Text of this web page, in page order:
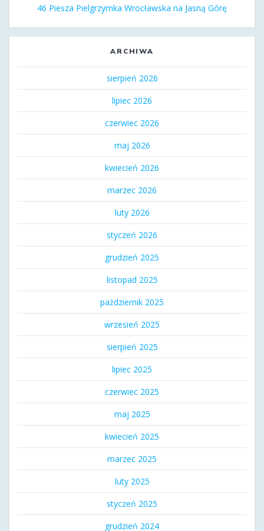
46 Piesza Pielgrzymka Wrocławska na Jasną Górę
ARCHIWA
sierpień 2026
lipiec 2026
czerwiec 2026
maj 2026
kwiecień 2026
marzec 2026
luty 2026
styczeń 2026
grudzień 2025
listopad 2025
październik 2025
wrzesień 2025
sierpień 2025
lipiec 2025
czerwiec 2025
maj 2025
kwiecień 2025
marzec 2025
luty 2025
styczeń 2025
grudzień 2024